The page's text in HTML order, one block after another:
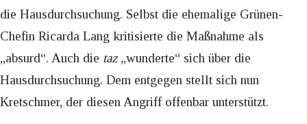
die Hausdurchsuchung. Selbst die ehemalige Grünen-
Chefin Ricarda Lang kritisierte die Maßnahme als
„absurd“. Auch die taz„wunderte“ sich über die
Hausdurchsuchung. Dem entgegen stellt sich nun
Kretschmer, der diesen Angriff offenbar unterstützt.